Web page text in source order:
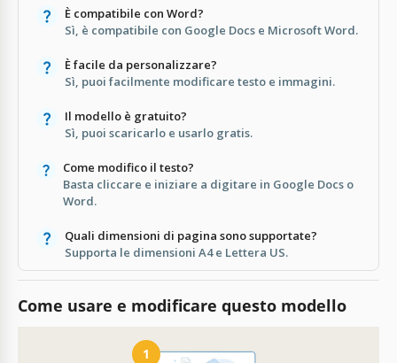
È compatibile con Word?
Sì, è compatibile con Google Docs e Microsoft Word.
È facile da personalizzare?
Sì, puoi facilmente modificare testo e immagini.
Il modello è gratuito?
Sì, puoi scaricarlo e usarlo gratis.
Come modifico il testo?
Basta cliccare e iniziare a digitare in Google Docs o
Word.
Quali dimensioni di pagina sono supportate?
Supporta le dimensioni A4 e Lettera US.
Come usare e modificare questo modello
1